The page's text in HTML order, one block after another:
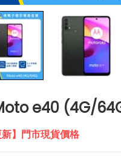
e40 (4G/
】門市現貨價格